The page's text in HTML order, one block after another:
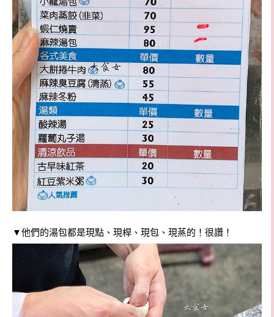
▼他們的湯包都是現點、現桿、現包、現蒸的！很讚！